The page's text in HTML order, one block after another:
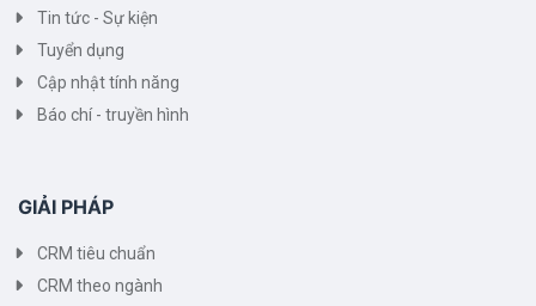
Tin tức - Sự kiện
Tuyển dụng
Cập nhật tính năng
Báo chí - truyền hình
GIẢI PHÁP
CRM tiêu chuẩn
CRM theo ngành